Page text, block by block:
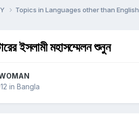
Topics in Languages other than English
ইসলামী মহাসম্মেলন শুনুন
in Bangla